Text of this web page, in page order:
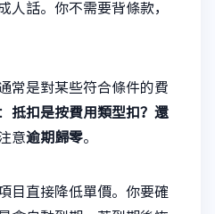
人話。你不需要背條款，
常是對某些符合條件的費
抵扣是按費用類型扣？還
意逾期歸零。
目直接降低單價。你要確